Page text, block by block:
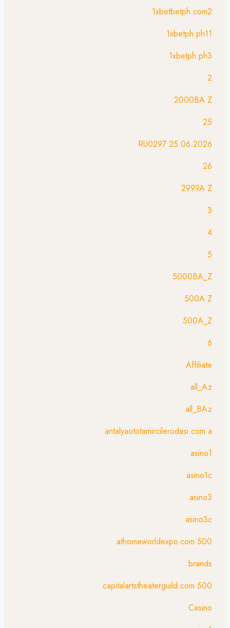
1xbetbetph.com2
1xbetph.ph11
1xbetph.ph3
2
2000BA Z
25
25.06.2026 RU0297
26
2999A Z
3
4
5
5000BA_Z
500A Z
500A_Z
6
Affiliate
all_Az
all_BAz
antalyaototamircilerodasi.com a
asino1
asino1c
asino3
asino3c
athomeworldexpo.com 500
brands
capitalartstheaterguild.com 500
Casino